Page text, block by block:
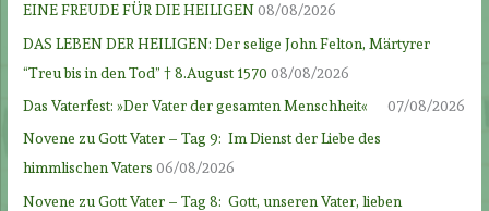
EINE FREUDE FÜR DIE HEILIGEN08/08/2026
DAS LEBEN DER HEILIGEN: Der selige John Felton, Märtyrer
“Treu bis in den Tod” † 8.August 1570 08/08/2026
Das Vaterfest: »Der Vater der gesamten Menschheit«
07/08/2026
Novene zu Gott Vater – Tag 9: Im Dienst der Liebe des
himmlischen Vaters 06/08/2026
Novene zu Gott Vater – Tag 8: Gott, unseren Vater, lieben